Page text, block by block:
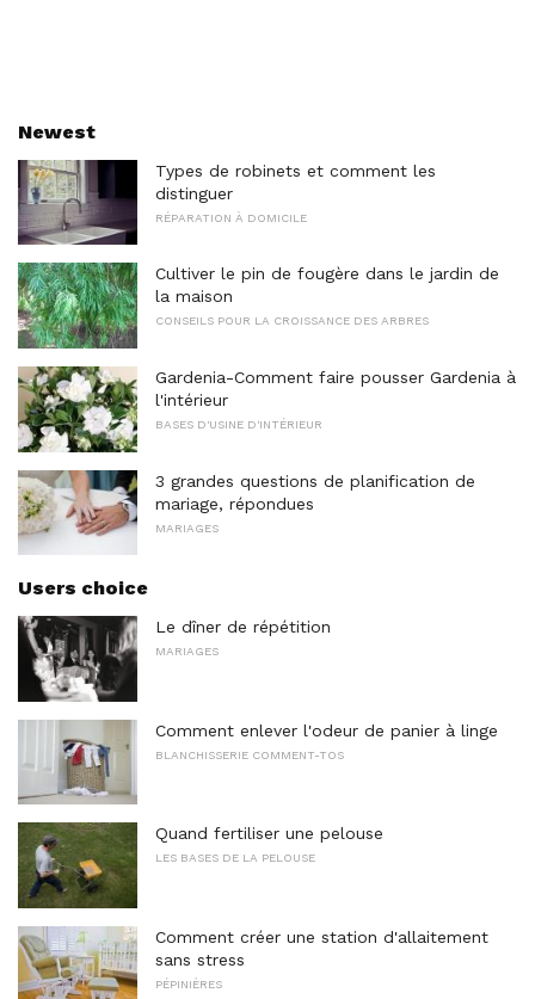
Newest
Types de robinets et comment les
distinguer
RÉPARATION À DOMICILE
Cultiver le pin de fougère dans le jardin de
la maison
CONSEILS POUR LA CROISSANCE DES ARBRES
Gardenia-Comment faire pousser Gardenia à
l'intérieur
BASES D'USINE D'INTÉRIEUR
3 grandes questions de planification de
mariage, répondues
MARIAGES
Users choice
Le dîner de répétition
MARIAGES
Comment enlever l'odeur de panier à linge
BLANCHISSERIE COMMENT-TOS
Quand fertiliser une pelouse
LES BASES DE LA PELOUSE
Comment créer une station d'allaitement
sans stress
PÉPINIÈRES